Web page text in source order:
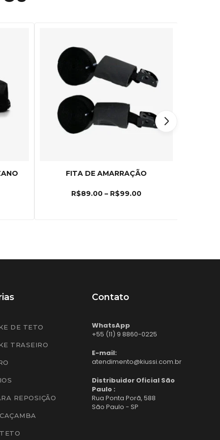
FITA DE AMARRAÇÃO
R$89.00 – R$99.00
DE TETO
TRASEIRO
REPOSIÇÃO
Contato
WhatsApp
+55 (11) 9 8860-0225
E-mail:
atendimento@kiussi.com.br
Distribuidor Oficial São
Paulo :
Rua Ponta Porã, 588
São Paulo - SP